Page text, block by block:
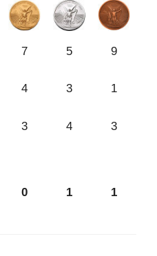
7 5 9
4 3 1
3 4 3
0 1 1